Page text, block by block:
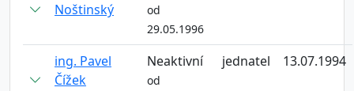
Noštinský
od
29.05.1996
ing. Pavel
Čížek
Neaktivní
od
jednatel 13.07.1994